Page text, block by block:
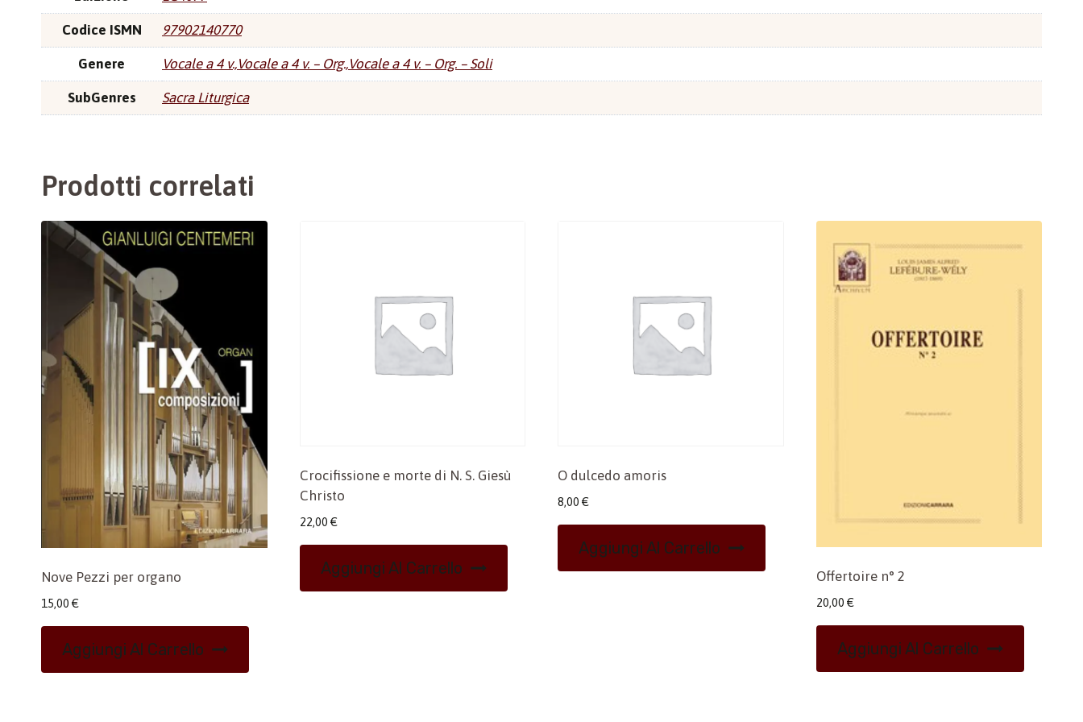
Codice ISMN 97902140770
Genere Vocale a 4 v.,Vocale a 4 v. – Org.,Vocale a 4 v. – Org. – Soli
SubGenres Sacra Liturgica
Prodotti correlati
Nove Pezzi per organo
15,00 €
Aggiungi Al Carrello
Crocifissione e morte di N. S. Giesù
Christo
22,00 €
Aggiungi Al Carrello
O dulcedo amoris
8,00 €
Aggiungi Al Carrello
Offertoire n° 2
20,00 €
Aggiungi Al Carrello